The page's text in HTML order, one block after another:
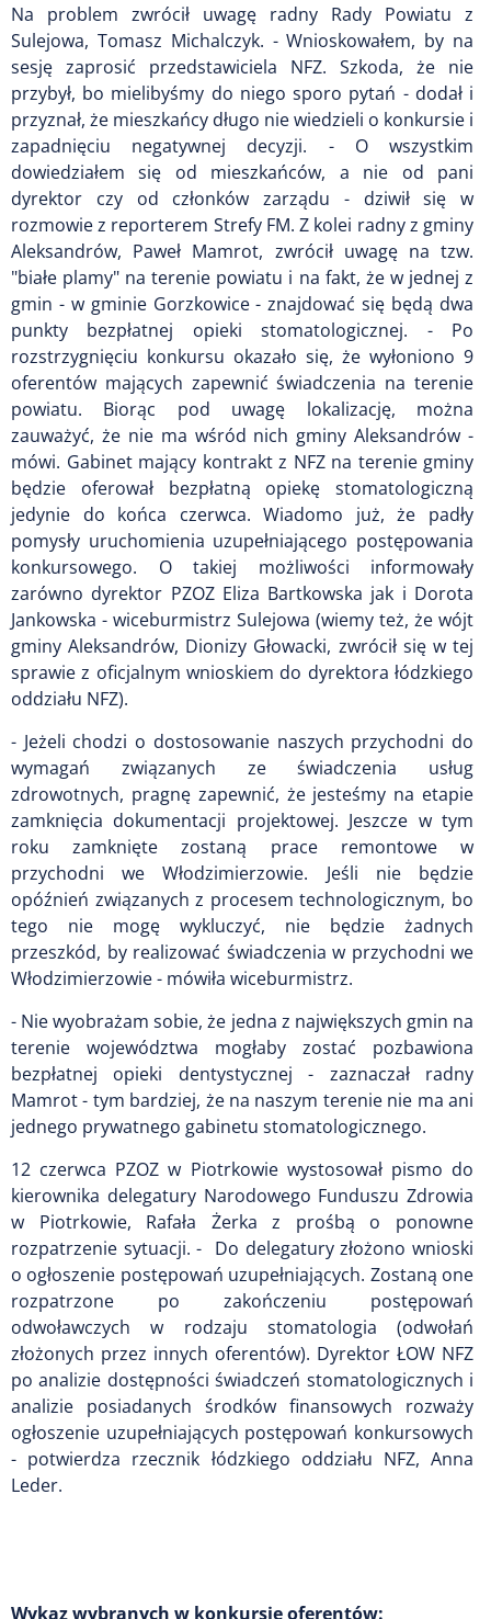
Na problem zwrócił uwagę radny Rady Powiatu z
Sulejowa, Tomasz Michalczyk. - Wnioskowałem, by na
sesję zaprosić przedstawiciela NFZ. Szkoda, że nie
przybył, bo mielibyśmy do niego sporo pytań - dodał i
przyznał, że mieszkańcy długo nie wiedzieli o konkursie i
zapadnięciu negatywnej decyzji. - O wszystkim
dowiedziałem się od mieszkańców, a nie od pani
dyrektor czy od członków zarządu - dziwił się w
rozmowie z reporterem Strefy FM. Z kolei radny z gminy
Aleksandrów, Paweł Mamrot, zwrócił uwagę na tzw.
"białe plamy" na terenie powiatu i na fakt, że w jednej z
gmin - w gminie Gorzkowice - znajdować się będą dwa
punkty bezpłatnej opieki stomatologicznej. - Po
rozstrzygnięciu konkursu okazało się, że wyłoniono 9
oferentów mających zapewnić świadczenia na terenie
powiatu. Biorąc pod uwagę lokalizację, można
zauważyć, że nie ma wśród nich gminy Aleksandrów -
mówi. Gabinet mający kontrakt z NFZ na terenie gminy
będzie oferował bezpłatną opiekę stomatologiczną
jedynie do końca czerwca. Wiadomo już, że padły
pomysły uruchomienia uzupełniającego postępowania
konkursowego. O takiej możliwości informowały
zarówno dyrektor PZOZ Eliza Bartkowska jak i Dorota
Jankowska - wiceburmistrz Sulejowa (wiemy też, że wójt
gminy Aleksandrów, Dionizy Głowacki, zwrócił się w tej
sprawie z oficjalnym wnioskiem do dyrektora łódzkiego
oddziału NFZ).
- Jeżeli chodzi o dostosowanie naszych przychodni do
wymagań związanych ze świadczenia usług
zdrowotnych, pragnę zapewnić, że jesteśmy na etapie
zamknięcia dokumentacji projektowej. Jeszcze w tym
roku zamknięte zostaną prace remontowe w
przychodni we Włodzimierzowie. Jeśli nie będzie
opóźnień związanych z procesem technologicznym, bo
tego nie mogę wykluczyć, nie będzie żadnych
przeszkód, by realizować świadczenia w przychodni we
Włodzimierzowie - mówiła wiceburmistrz.
- Nie wyobrażam sobie, że jedna z największych gmin na
terenie województwa mogłaby zostać pozbawiona
bezpłatnej opieki dentystycznej - zaznaczał radny
Mamrot - tym bardziej, że na naszym terenie nie ma ani
jednego prywatnego gabinetu stomatologicznego.
12 czerwca PZOZ w Piotrkowie wystosował pismo do
kierownika delegatury Narodowego Funduszu Zdrowia
w Piotrkowie, Rafała Żerka z prośbą o ponowne
rozpatrzenie sytuacji. - Do delegatury złożono wnioski
o ogłoszenie postępowań uzupełniających. Zostaną one
rozpatrzone po zakończeniu postępowań
odwoławczych w rodzaju stomatologia (odwołań
złożonych przez innych oferentów). Dyrektor ŁOW NFZ
po analizie dostępności świadczeń stomatologicznych i
analizie posiadanych środków finansowych rozważy
ogłoszenie uzupełniających postępowań konkursowych
- potwierdza rzecznik łódzkiego oddziału NFZ, Anna
Leder.
Wykaz wybranych w konkursie oferentów: